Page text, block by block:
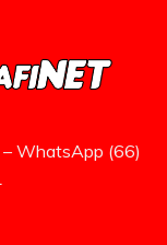
– WhatsApp (66)